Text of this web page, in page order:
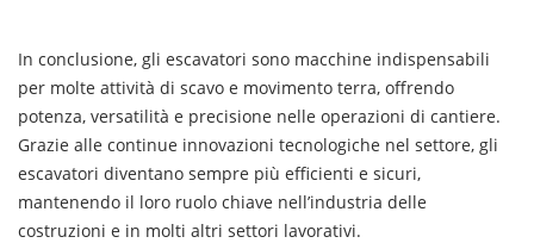
In conclusione, gli escavatori sono macchine indispensabili
per molte attività di scavo e movimento terra, offrendo
potenza, versatilità e precisione nelle operazioni di cantiere.
Grazie alle continue innovazioni tecnologiche nel settore, gli
escavatori diventano sempre più efficienti e sicuri,
mantenendo il loro ruolo chiave nell’industria delle
costruzioni e in molti altri settori lavorativi.